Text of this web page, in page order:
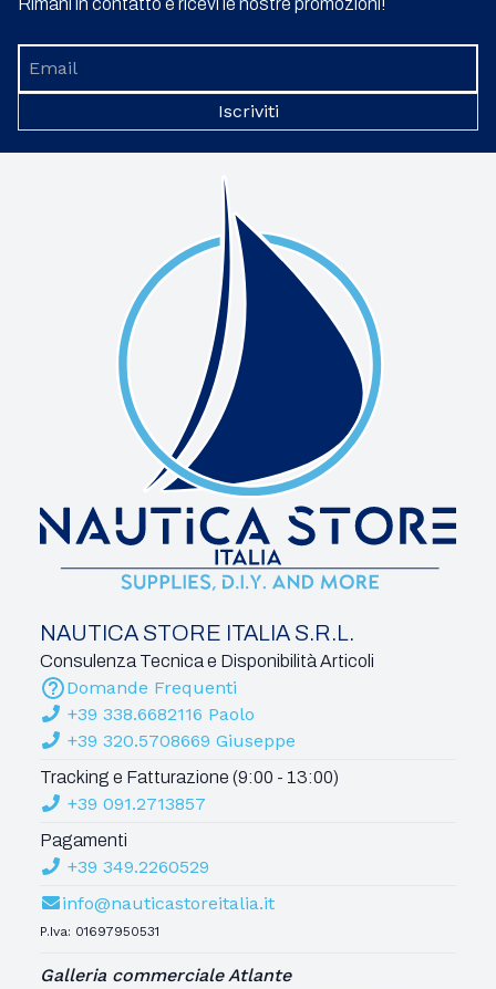
Iscriviti
NAUTICA STORE ITALIA S.R.L.
Consulenza Tecnica e Disponibilità Articoli
Domande Frequenti
+39 338.6682116 Paolo
+39 320.5708669 Giuseppe
Tracking e Fatturazione (9:00 - 13:00)
+39 091.2713857
Pagamenti
+39 349.2260529
info@nauticastoreitalia.it
P.Iva: 01697950531
Galleria commerciale Atlante